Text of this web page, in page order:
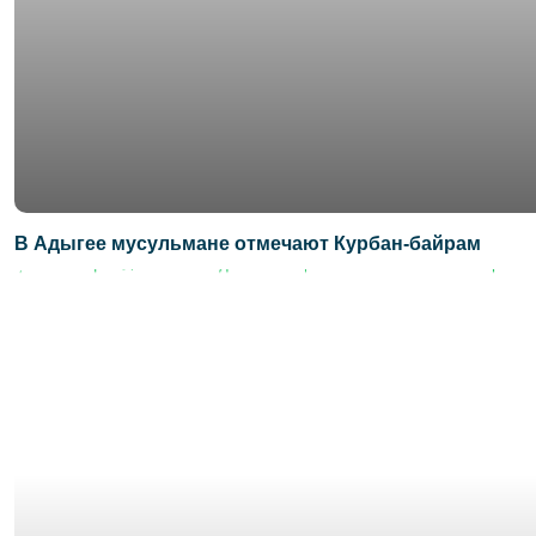
В Адыгее мусульмане отмечают Курбан-байрам